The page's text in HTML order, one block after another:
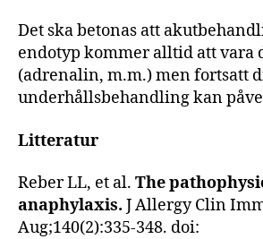
Det ska betonas att
endotyp kommer alltid att vara
(adrenalin, m.m.) men fortsatt
underhållsbehandling kan
Litteratur
Reber LL, et al. The
anaphylaxis. J Allergy Clin
Aug;140(2):335-348. doi: